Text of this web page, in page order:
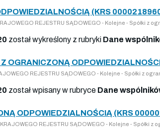
(KRS
REJESTRU SĄDOWEGO - Kolejne - Spółki z
został wykreślony z rubryki Dane
OGRANICZONĄ
REJESTRU SĄDOWEGO - Kolejne - Spółki z
został wpisany w rubryce Dane
ODPOWIEDZIALNOŚCIĄ (KRS
REJESTRU SĄDOWEGO - Kolejne - Spółki